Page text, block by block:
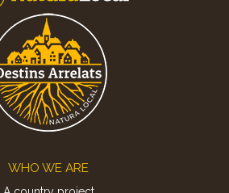
WHO WE ARE